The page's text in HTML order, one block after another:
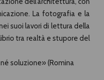
La fotografia e la
suoi lavori di lettura della
tra realtà e stupore del
soluzione» (Romina